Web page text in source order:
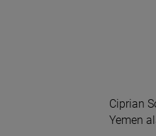
Ciprian
Yemen